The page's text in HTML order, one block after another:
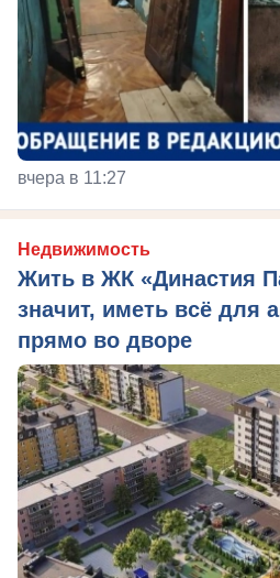
вчера в 11:27
Недвижимость
Жить в ЖК «Династия
значит, иметь всё для
прямо во дворе